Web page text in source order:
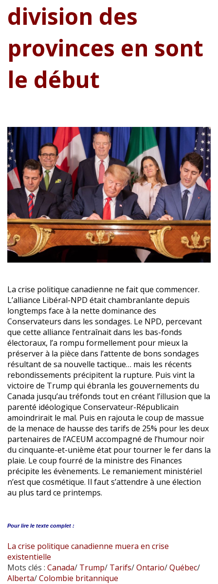
division des
provinces en sont
le début
La crise politique canadienne ne fait que commencer.
L’alliance Libéral-NPD était chambranlante depuis
longtemps face à la nette dominance des
Conservateurs dans les sondages. Le NPD, percevant
que cette alliance l’entraînait dans les bas-fonds
électoraux, l’a rompu formellement pour mieux la
préserver à la pièce dans l’attente de bons sondages
résultant de sa nouvelle tactique… mais les récents
rebondissements précipitent la rupture. Puis vint la
victoire de Trump qui ébranla les gouvernements du
Canada jusqu’au tréfonds tout en créant l’illusion que la
parenté idéologique Conservateur-Républicain
amoindrirait le mal. Puis en rajouta le coup de massue
de la menace de hausse des tarifs de 25% pour les deux
partenaires de l’ACEUM accompagné de l’humour noir
du cinquante-et-unième état pour tourner le fer dans la
plaie. Le coup fourré de la ministre des Finances
précipite les évènements. Le remaniement ministériel
n’est que cosmétique. Il faut s’attendre à une élection
au plus tard ce printemps.
Pour lire le texte complet :
La crise politique canadienne muera en crise
existentielle
Mots clés : Canada/ Trump/ Tarifs/Ontario/Québec/
Alberta/Colombie britannique